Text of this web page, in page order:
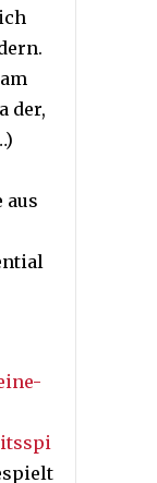
der,
aus